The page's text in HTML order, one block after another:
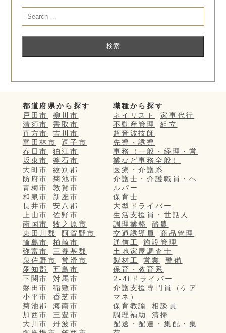
都道府県から探す
戸田市
柳川市
清須市
香取市
直方市
吉川市
富田林市
逗子市
春日市
狛江市
坂東市
釜石市
大町市
紋別郡
防府市
菊池市
青梅市
敦賀市
和泉市
新座市
長井市
安八郡
上山市
佐野市
南国市
牧之原市
東田川郡
阿賀野市
輪島市
柏崎市
弥富市
三養基郡
泉佐野市
常滑市
愛知郡
五島市
下関市
対馬市
磐田市
稲敷市
小平市
香芝市
菊池郡
海南市
加西市
三豊市
大川市
丹波市
職種から探す
ネイリスト
家事代行
不動産管理
組立
超音波技師
先導・誘導
事務（一般・経理・営
業など事務全般）
医療・介護系
介護士・介護職員・ヘ
ルパー
保育士
大型ドライバー
生活支援員・世話人
調理業務
酪農
交通誘導員
商品管理
通信工
施設管理
土地家屋調査士
製材工
営業
警備
保育・教育系
2-4tドライバー
介護支援専門員（ケア
マネ）
保育教諭
相談員
調理補助
清掃
配送・配達・集配・集